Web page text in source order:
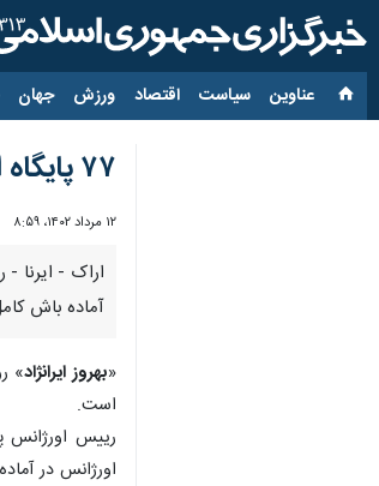
عناوین‌ سیاست اقتصاد ورزش جهان
۷۷ پایگاه اورژانس استان مرکزی با گرمای زیاد در آماده باش کامل است
۱۲ مرداد ۱۴۰۲، ۸:۵۹
آماده باش
«بهروز ایرانژاد»
است.
رییس اورژانس
اورژانس در